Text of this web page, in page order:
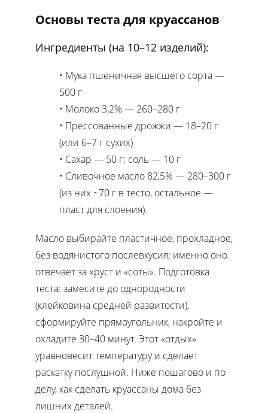
Основы теста для круассанов
Ингредиенты (на 10–12 изделий):
Мука пшеничная высшего сорта —
500 г
Молоко 3,2% — 260–280 г
Прессованные дрожжи — 18–20 г
(или 6–7 г сухих)
Сахар — 50 г; соль — 10 г
Сливочное масло 82,5% — 280–300 г
(из них ~70 г в тесто, остальное —
пласт для слоения).
Масло выбирайте пластичное, прохладное,
без водянистого послевкусия; именно оно
отвечает за хруст и «соты». Подготовка
теста: замесите до однородности
(клейковина средней развитости),
сформируйте прямоугольник, накройте и
охладите 30–40 минут. Этот «отдых»
уравновесит температуру и сделает
раскатку послушной. Ниже пошагово и по
делу, как сделать круассаны дома без
лишних деталей.